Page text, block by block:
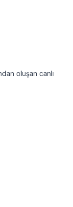
oluşan canlı